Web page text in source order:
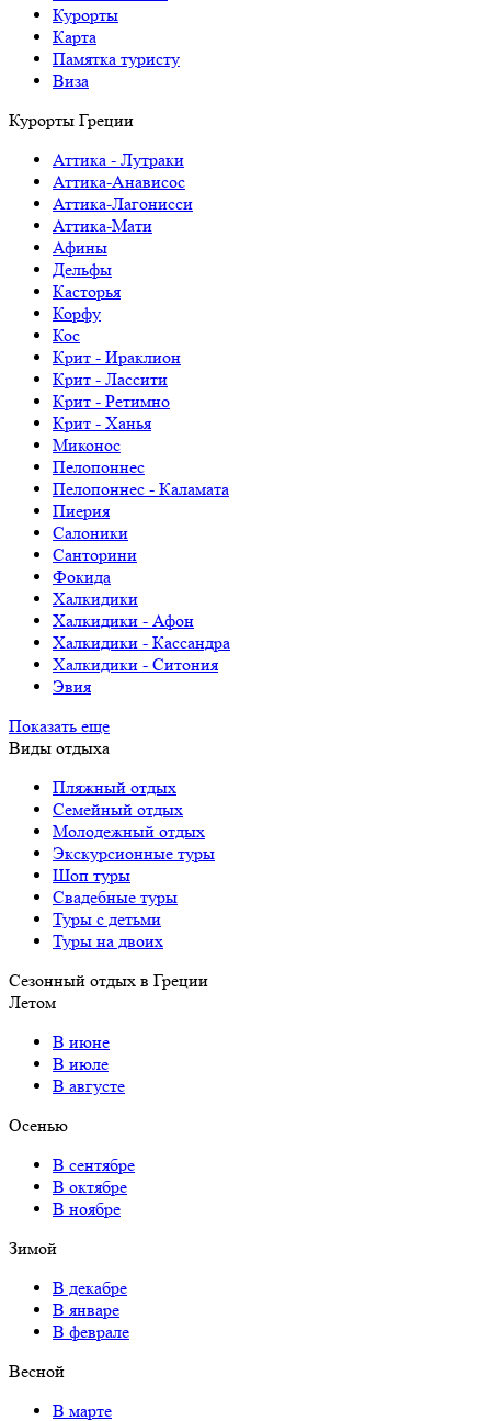
Курорты
Карта
Памятка туристу
Виза
Курорты Греции
Аттика - Лутраки
Аттика-Анависос
Аттика-Лагонисси
Аттика-Мати
Афины
Дельфы
Касторья
Корфу
Кос
Крит - Ираклион
Крит - Лассити
Крит - Ретимно
Крит - Ханья
Миконос
Пелопоннес
Пелопоннес - Каламата
Пиерия
Салоники
Санторини
Фокида
Халкидики
Халкидики - Афон
Халкидики - Кассандра
Халкидики - Ситония
Эвия
Показать еще
Виды отдыха
Пляжный отдых
Семейный отдых
Молодежный отдых
Экскурсионные туры
Шоп туры
Свадебные туры
Туры с детьми
Туры на двоих
Сезонный отдых в Греции
Летом
В июне
В июле
В августе
Осенью
В сентябре
В октябре
В ноябре
Зимой
В декабре
В январе
В феврале
Весной
В марте